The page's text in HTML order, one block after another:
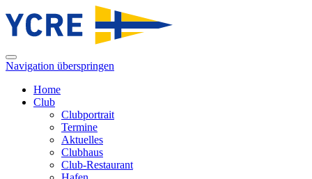
Navigation überspringen
Home
Club
Clubportrait
Termine
Aktuelles
Clubhaus
Club-Restaurant